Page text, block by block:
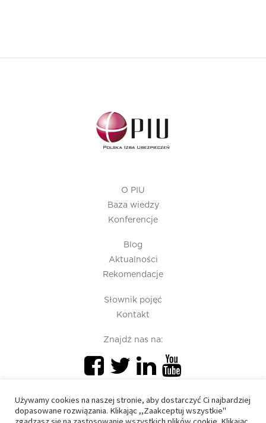
O PIU
Baza wiedzy
Konferencje
Blog
Aktualności
Rekomendacje
Słownik pojęć
Kontakt
Znajdź nas na:
Używamy cookies na naszej stronie, aby dostarczyć Ci najbardziej
dopasowane rozwiązania. Klikając ,,Zaakceptuj wszystkie"